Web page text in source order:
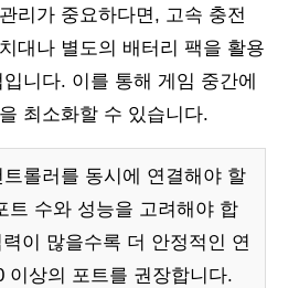
리가 중요하다면, 고속 충전
대나 별도의 배터리 팩을 활용
니다. 이를 통해 게임 중간에
최소화할 수 있습니다.
트롤러를 동시에 연결해야 할
트 수와 성능을 고려해야 합
이 많을수록 더 안정적인 연
이상의 포트를 권장합니다.